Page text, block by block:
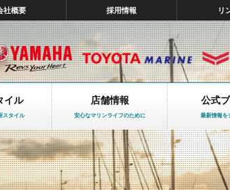
社概要 採用情報 リ
イル
スタイル
店舗情報
安心なマリンライフのために
公式
最新情報を